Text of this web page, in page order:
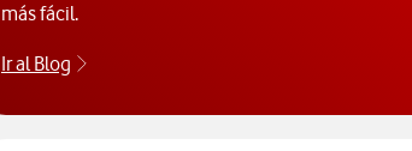
más fácil.
Ir al Blog
Descubre el blog de Ayuda. Abrir